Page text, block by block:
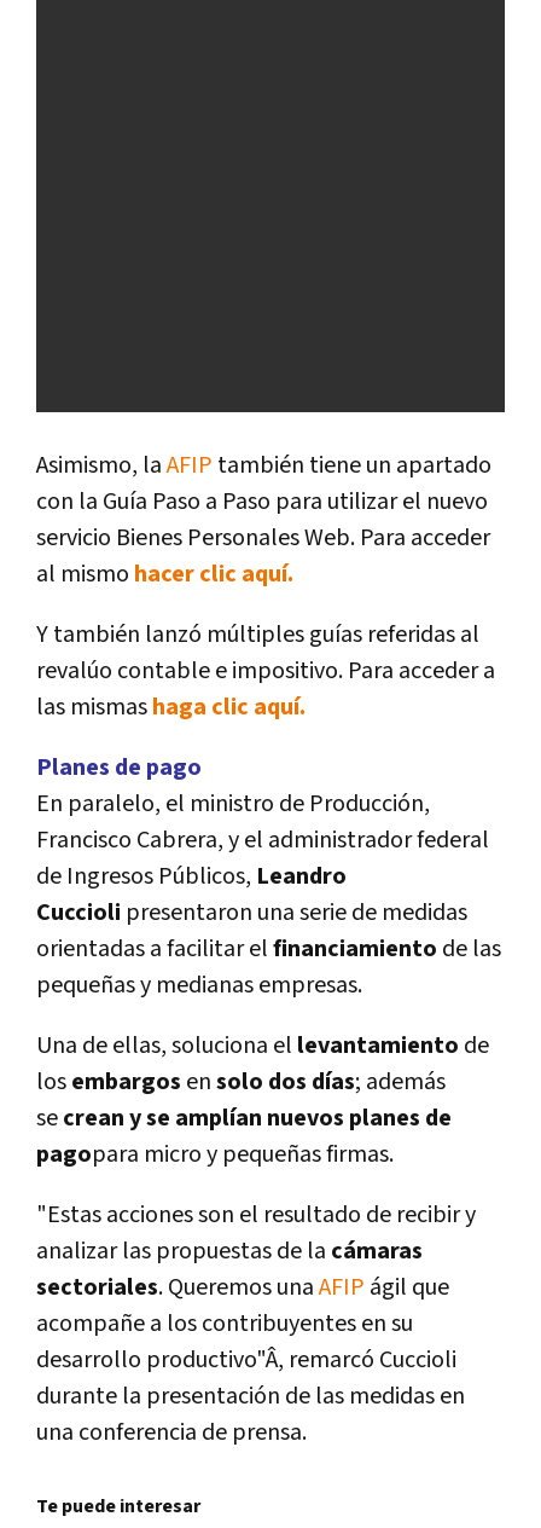
Asimismo, laAFIP también tiene un apartado
con la Guí­a Paso a Paso para utilizar el nuevo
servicio Bienes Personales Web. Para acceder
al mismo hacer clic aquí­.
Y también lanzó múltiples guí­as referidas al
revalúo contable e impositivo. Para acceder a
las mismashaga clic aquí­.
Planes de pago
En paralelo, el ministro de Producción,
Francisco Cabrera, y el administrador federal
de Ingresos Públicos, Leandro
Cuccioli presentaron una serie de medidas
orientadas a facilitar elfinanciamiento de las
pequeñas y medianas empresas.
Una de ellas, soluciona el levantamiento de
losembargos ensolo dos dí­as; además
secrean y se amplí­an nuevos planes de
pagopara micro y pequeñas firmas.
"Estas acciones son el resultado de recibir y
analizar las propuestas de la cámaras
sectoriales. Queremos unaAFIP ágil que
acompañe a los contribuyentes en su
desarrollo productivo"Â, remarcó Cuccioli
durante la presentación de las medidas en
una conferencia de prensa.
Te puede interesar